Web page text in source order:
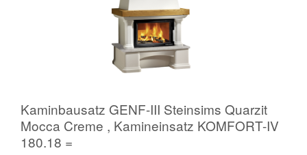
Kaminbausatz GENF-III Steinsims Quarzit
Mocca Creme , Kamineinsatz KOMFORT-IV
180.18 =